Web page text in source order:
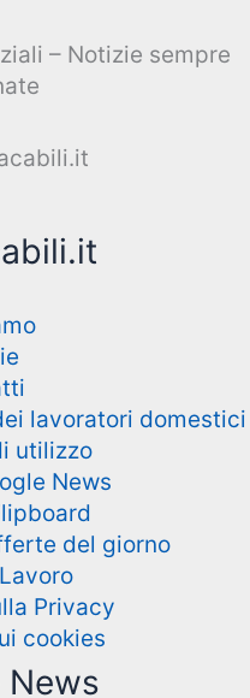
– Notizie sempre
lavoratori domestici
utilizzo
News
del giorno
Privacy
cookies
News